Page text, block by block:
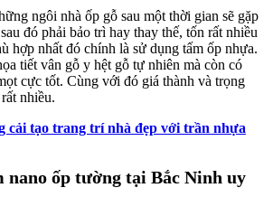
ngôi nhà ốp gỗ sau một thời gian sẽ gặp
đó phải bảo trì hay thay thế, tốn rất nhiều
hợp nhất đó chính là sử dụng tấm ốp nhựa.
tiết vân gỗ y hệt gỗ tự nhiên mà còn có
cực tốt. Cùng với đó giá thành và trọng
nhiều.
cải tạo trang trí nhà đẹp với trần nhựa
nano ốp tường tại Bắc Ninh uy